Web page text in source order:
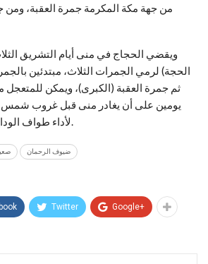
من جهة مكة المكرمة جمرة العقبة،
الحجة) لرمي الجمرات الثلاث، مبتدئين
ثم جمرة العقبة (الكبرى)، ويمكن للمتعجل
يومين على أن يغادر منى قبل غروب شمس
لأداء طواف الوداع وهو آخر مناسك الحج.
ضيوف الرحمان
Twitter Google+